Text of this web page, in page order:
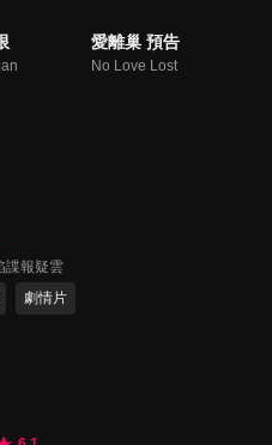
愛離巢 預告
No Love Lost
諜報疑雲
劇情片